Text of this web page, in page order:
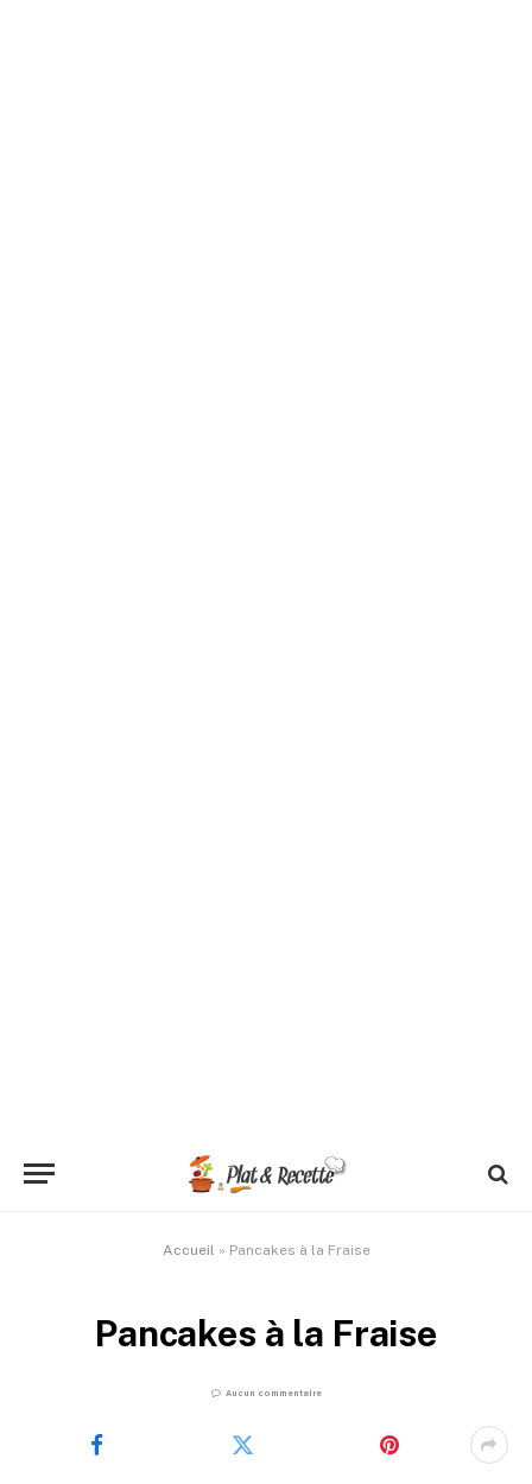
Accueil » Pancakes à la Fraise
Pancakes à la Fraise
Aucun commentaire